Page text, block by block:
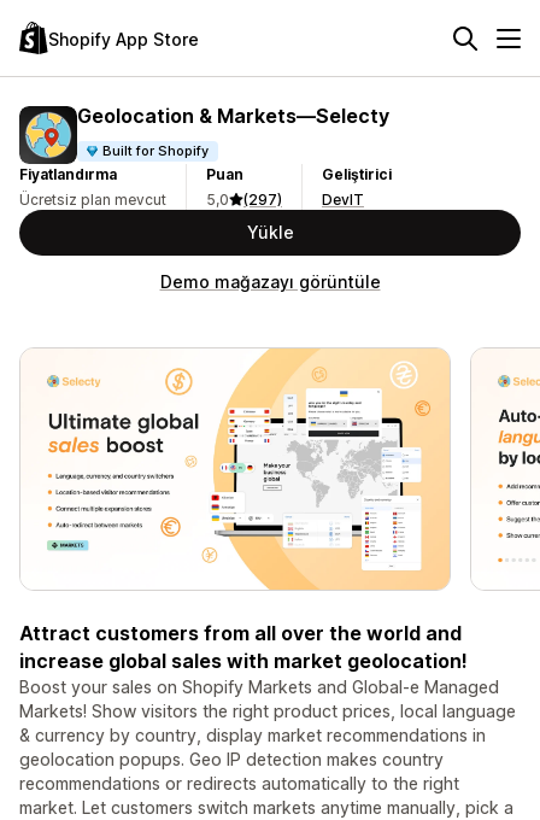
Shopify App Store
Geolocation & Markets—Selecty
Built for Shopify
Fiyatlandırma
Ücretsiz plan mevcut
Puan
5,0
(297)
Geliştirici
DevIT
Yükle
Demo mağazayı görüntüle
Attract customers from all over the world and
increase global sales with market geolocation!
Boost your sales on Shopify Markets and Global-e Managed
Markets! Show visitors the right product prices, local language
& currency by country, display market recommendations in
geolocation popups. Geo IP detection makes country
recommendations or redirects automatically to the right
market. Let customers switch markets anytime manually, pick a